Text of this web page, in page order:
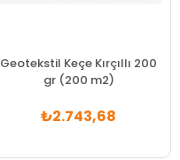
Geotekstil Keçe Kırçıllı 200
gr (200 m2)
₺2.743,68